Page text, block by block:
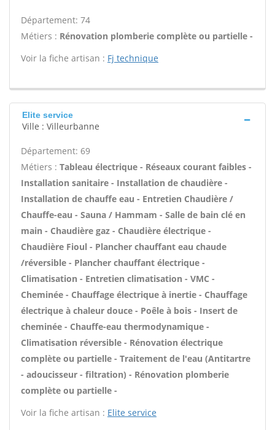
Département: 74
Métiers : Rénovation plomberie complète ou partielle -
Voir la fiche artisan : Fj technique
Elite service
Ville : Villeurbanne
Département: 69
Métiers : Tableau électrique - Réseaux courant faibles -
Installation sanitaire - Installation de chaudière -
Installation de chauffe eau - Entretien Chaudière /
Chauffe-eau - Sauna / Hammam - Salle de bain clé en
main - Chaudière gaz - Chaudière électrique -
Chaudière Fioul - Plancher chauffant eau chaude
/réversible - Plancher chauffant électrique -
Climatisation - Entretien climatisation - VMC -
Cheminée - Chauffage électrique à inertie - Chauffage
électrique à chaleur douce - Poêle à bois - Insert de
cheminée - Chauffe-eau thermodynamique -
Climatisation réversible - Rénovation électrique
complète ou partielle - Traitement de l'eau (Antitartre
- adoucisseur - filtration) - Rénovation plomberie
complète ou partielle -
Voir la fiche artisan : Elite service